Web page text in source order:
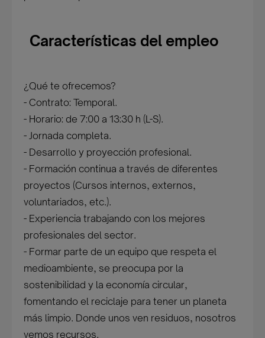
Características del empleo
¿Qué te ofrecemos?
- Contrato: Temporal.
- Horario: de 7:00 a 13:30 h (L-S).
- Jornada completa.
- Desarrollo y proyección profesional.
- Formación continua a través de diferentes
proyectos (Cursos internos, externos,
voluntariados, etc.).
- Experiencia trabajando con los mejores
profesionales del sector.
- Formar parte de un equipo que respeta el
medioambiente, se preocupa por la
sostenibilidad y la economía circular,
fomentando el reciclaje para tener un planeta
más limpio. Donde unos ven residuos, nosotros
vemos recursos.